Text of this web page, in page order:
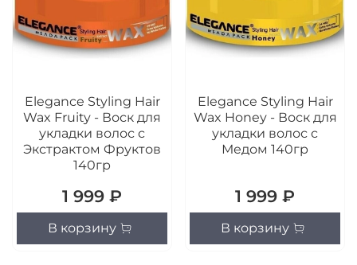
Elegance Styling Hair
Wax Fruity - Воск для
укладки волос c
Экстрактом Фруктов
140гр
1 999 ₽
В корзину
Elegance Styling Hair
Wax Honey - Воск для
укладки волос c
Медом 140гр
1 999 ₽
В корзину